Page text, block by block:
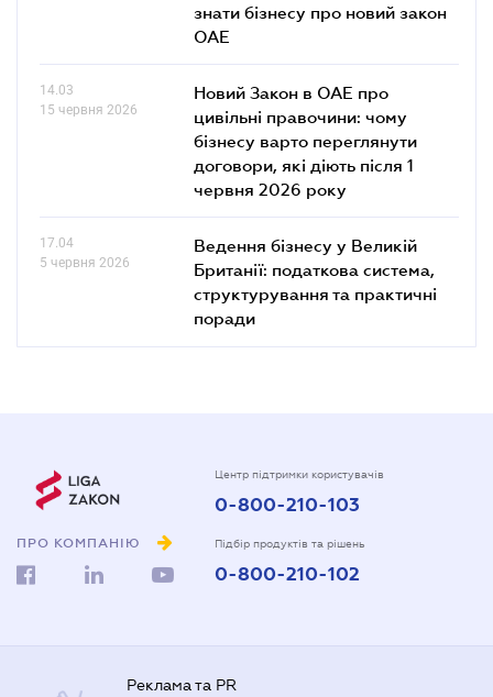
знати бізнесу про новий закон
ОАЕ
14.03
15 червня 2026
Новий Закон в ОАЕ про
цивільні правочини: чому
бізнесу варто переглянути
договори, які діють після 1
червня 2026 року
17.04
5 червня 2026
Ведення бізнесу у Великій
Британії: податкова система,
структурування та практичні
поради
ПРО КОМПАНІЮ
Центр підтримки користувачів
0-800-210-103
Підбір продуктів та рішень
0-800-210-102
Реклама та PR